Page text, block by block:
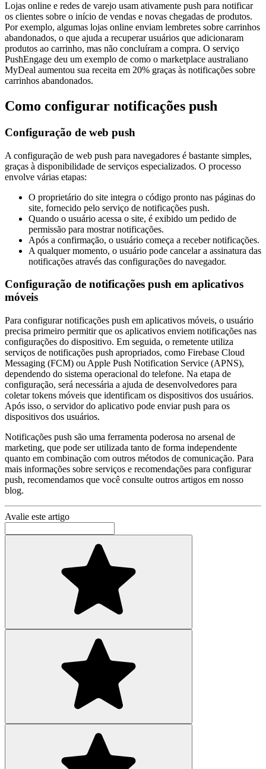
Lojas online e redes de varejo usam ativamente push para notificar
os clientes sobre o início de vendas e novas chegadas de produtos.
Por exemplo, algumas lojas online enviam lembretes sobre carrinhos
abandonados, o que ajuda a recuperar usuários que adicionaram
produtos ao carrinho, mas não concluíram a compra. O serviço
PushEngage deu um exemplo de como o marketplace australiano
MyDeal aumentou sua receita em 20% graças às notificações sobre
carrinhos abandonados.
Como configurar notificações push
Configuração de web push
A configuração de web push para navegadores é bastante simples,
graças à disponibilidade de serviços especializados. O processo
envolve várias etapas:
O proprietário do site integra o código pronto nas páginas do
site, fornecido pelo serviço de notificações push.
Quando o usuário acessa o site, é exibido um pedido de
permissão para mostrar notificações.
Após a confirmação, o usuário começa a receber notificações.
A qualquer momento, o usuário pode cancelar a assinatura das
notificações através das configurações do navegador.
Configuração de notificações push em aplicativos
móveis
Para configurar notificações push em aplicativos móveis, o usuário
precisa primeiro permitir que os aplicativos enviem notificações nas
configurações do dispositivo. Em seguida, o remetente utiliza
serviços de notificações push apropriados, como Firebase Cloud
Messaging (FCM) ou Apple Push Notification Service (APNS),
dependendo do sistema operacional do telefone. Na etapa de
configuração, será necessária a ajuda de desenvolvedores para
coletar tokens móveis que identificam os dispositivos dos usuários.
Após isso, o servidor do aplicativo pode enviar push para os
dispositivos dos usuários.
Notificações push são uma ferramenta poderosa no arsenal de
marketing, que pode ser utilizada tanto de forma independente
quanto em combinação com outros métodos de comunicação. Para
mais informações sobre serviços e recomendações para configurar
push, recomendamos que você consulte outros artigos em nosso
blog.
Avalie este artigo